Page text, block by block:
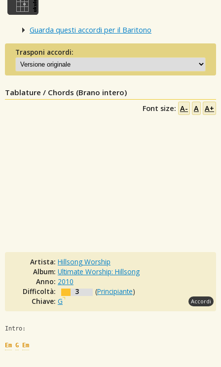
Guarda questi accordi per il Baritono
Trasponi accordi:
Tablature / Chords (Brano intero)
Font size: A- A A+
Artista: Hillsong Worship
Album: Ultimate Worship: Hillsong
Anno: 2010
Difficoltà:
3 (Principiante)
Chiave: G Accordi
Intro:
Em G Em